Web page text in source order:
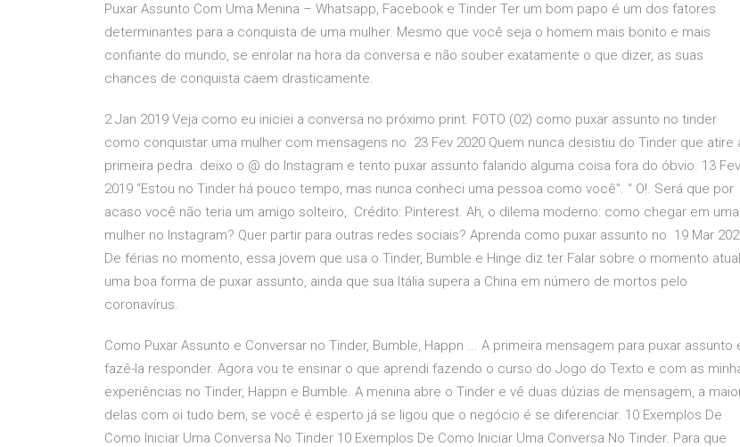
Puxar Assunto Com Uma Menina – Whatsapp, Facebook e Tinder Ter um bom papo é um dos fatores
determinantes para a conquista de uma mulher. Mesmo que você seja o homem mais bonito e mais
confiante do mundo, se enrolar na hora da conversa e não souber exatamente o que dizer, as suas
chances de conquista caem drasticamente.
2 Jan 2019 Veja como eu iniciei a conversa no próximo print. FOTO (02) como puxar assunto no tinder
como conquistar uma mulher com mensagens no 23 Fev 2020 Quem nunca desistiu do Tinder que atire
primeira pedra. deixo o @ do Instagram e tento puxar assunto falando alguma coisa fora do óbvio. 13 Fev
2019 “Estou no Tinder há pouco tempo, mas nunca conheci uma pessoa como você”. “ O!. Será que por
acaso você não teria um amigo solteiro, Crédito: Pinterest. Ah, o dilema moderno: como chegar em uma
mulher no Instagram? Quer partir para outras redes sociais? Aprenda como puxar assunto no 19 Mar
De férias no momento, essa jovem que usa o Tinder, Bumble e Hinge diz ter Falar sobre o momento
uma boa forma de puxar assunto, ainda que sua Itália supera a China em número de mortos pelo
coronavírus.
Como Puxar Assunto e Conversar no Tinder, Bumble, Happn ... A primeira mensagem para puxar assunto
fazê-la responder. Agora vou te ensinar o que aprendi fazendo o curso do Jogo do Texto e com as
experiências no Tinder, Happn e Bumble. A menina abre o Tinder e vê duas dúzias de mensagem, a
delas com oi tudo bem, se você é esperto já se ligou que o negócio é se diferenciar. 10 Exemplos De
Como Iniciar Uma Conversa No Tinder 10 Exemplos De Como Iniciar Uma Conversa No Tinder. Para que